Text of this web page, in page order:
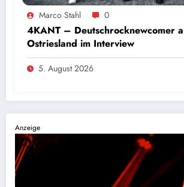
Marco Stahl 0
4KANT – Deutschrocknewcomer
Ostriesland im Interview
5. August 2026
Anzeige